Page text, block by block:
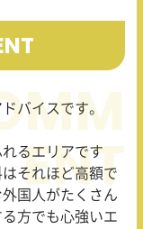
バイスです。
るエリアです
それほど高額で
国人がたくさん
方でも心強いエ